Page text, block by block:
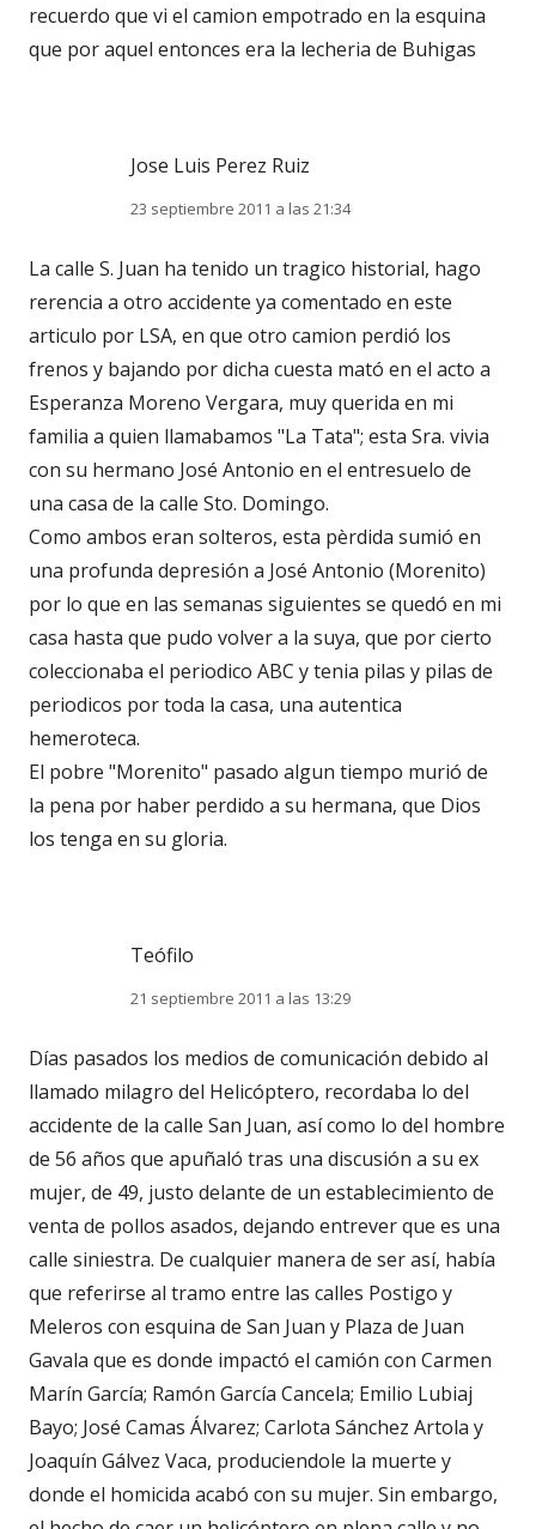
recuerdo que vi el camion empotrado en la esquina
que por aquel entonces era la lecheria de Buhigas
Jose Luis Perez Ruiz
23 septiembre 2011 a las 21:34
La calle S. Juan ha tenido un tragico historial, hago
rerencia a otro accidente ya comentado en este
articulo por LSA, en que otro camion perdió los
frenos y bajando por dicha cuesta mató en el acto a
Esperanza Moreno Vergara, muy querida en mi
familia a quien llamabamos "La Tata"; esta Sra. vivia
con su hermano José Antonio en el entresuelo de
una casa de la calle Sto. Domingo.
Como ambos eran solteros, esta pèrdida sumió en
una profunda depresión a José Antonio (Morenito)
por lo que en las semanas siguientes se quedó en mi
casa hasta que pudo volver a la suya, que por cierto
coleccionaba el periodico ABC y tenia pilas y pilas de
periodicos por toda la casa, una autentica
hemeroteca.
El pobre "Morenito" pasado algun tiempo murió de
la pena por haber perdido a su hermana, que Dios
los tenga en su gloria.
Teófilo
21 septiembre 2011 a las 13:29
Días pasados los medios de comunicación debido al
llamado milagro del Helicóptero, recordaba lo del
accidente de la calle San Juan, así como lo del hombre
de 56 años que apuñaló tras una discusión a su ex
mujer, de 49, justo delante de un establecimiento de
venta de pollos asados, dejando entrever que es una
calle siniestra. De cualquier manera de ser así, había
que referirse al tramo entre las calles Postigo y
Meleros con esquina de San Juan y Plaza de Juan
Gavala que es donde impactó el camión con Carmen
Marín García; Ramón García Cancela; Emilio Lubiaj
Bayo; José Camas Álvarez; Carlota Sánchez Artola y
Joaquín Gálvez Vaca, produciendole la muerte y
donde el homicida acabó con su mujer. Sin embargo,